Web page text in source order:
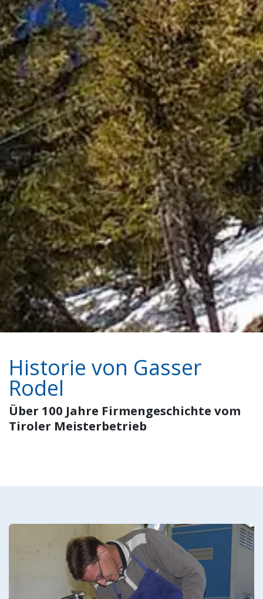
Historie von Gasser
Rodel
Über 100 Jahre Firmengeschichte vom
Tiroler Meisterbetrieb